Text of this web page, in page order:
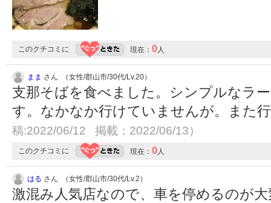
このクチコミに 現在： 0人
まま さん （女性/郡山市/30代/Lv.20）
支那そばを食べました。シンプルなラ
す。なかなか行けていませんが。また
稿:2022/06/12 掲載：2022/06/13）
このクチコミに 現在： 0人
はる さん （女性/郡山市/30代/Lv.2）
激混み人気店なので、車を停めるのが